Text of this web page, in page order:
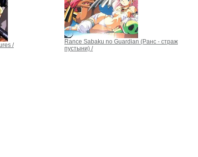
/
Rance Sabaku no Guardian (Ранс - страж
пустыни) /